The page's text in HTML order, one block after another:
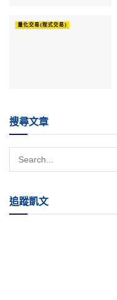
量化交易(程式交易)
搜尋文章
追蹤凱文